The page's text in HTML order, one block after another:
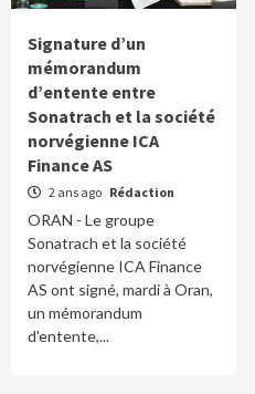
Signature d’un
mémorandum
d’entente entre
Sonatrach et la société
norvégienne ICA
Finance AS
2 ans ago Rédaction
ORAN - Le groupe
Sonatrach et la société
norvégienne ICA Finance
AS ont signé, mardi à Oran,
un mémorandum
d'entente,...